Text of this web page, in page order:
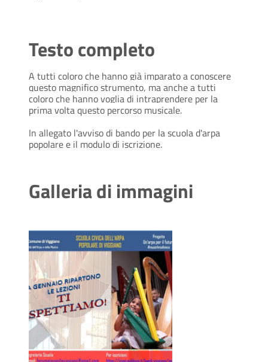
Testo completo
A tutti coloro che hanno già imparato a conoscere
questo magnifico strumento, ma anche a tutti
coloro che hanno voglia di intraprendere per la
prima volta questo percorso musicale.
In allegato l'avviso di bando per la scuola d'arpa
popolare e il modulo di iscrizione.
Galleria di immagini